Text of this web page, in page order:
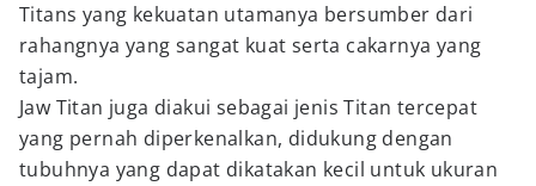
Titans yang kekuatan utamanya bersumber dari
rahangnya yang sangat kuat serta cakarnya yang
tajam.
Jaw Titan juga diakui sebagai jenis Titan tercepat
yang pernah diperkenalkan, didukung dengan
tubuhnya yang dapat dikatakan kecil untuk ukuran